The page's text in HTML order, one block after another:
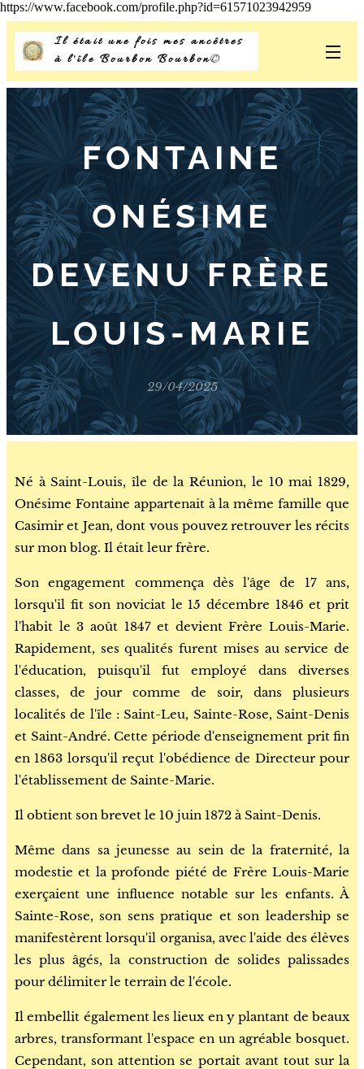
https://www.facebook.com/profile.php?id=61571023942959
Il était une fois mes ancêtres
à l'île Bourbon Bourbon©
FONTAINE
ON ÉSIME
DEVENU FRÈRE
LOUIS-MARIE
29/04/2025
Né à Saint-Louis, île de la Réunion, le 10 mai 1829,
Onésime Fontaine appartenait à la même famille que
Casimir et Jean, dont vous pouvez retrouver les récits
sur mon blog. Il était leur frère.
Son engagement commença dès l'âge de 17 ans,
lorsqu'il fit son noviciat le 15 décembre 1846 et prit
l'habit le 3 août 1847 et devient Frère Louis-Marie.
Rapidement, ses qualités furent mises au service de
l'éducation, puisqu'il fut employé dans diverses
classes, de jour comme de soir, dans plusieurs
localités de l'île : Saint-Leu, Sainte-Rose, Saint-Denis
et Saint-André. Cette période d'enseignement prit fin
en 1863 lorsqu'il reçut l'obédience de Directeur pour
l'établissement de Sainte-Marie.
Il obtient son brevet le 10 juin 1872 à Saint-Denis.
Même dans sa jeunesse au sein de la fraternité, la
modestie et la profonde piété de Frère Louis-Marie
exerçaient une influence notable sur les enfants. À
Sainte-Rose, son sens pratique et son leadership se
manifestèrent lorsqu'il organisa, avec l'aide des élèves
les plus âgés, la construction de solides palissades
pour délimiter le terrain de l'école.
Il embellit également les lieux en y plantant de beaux
arbres, transformant l'espace en un agréable bosquet.
Cependant, son attention se portait avant tout sur la